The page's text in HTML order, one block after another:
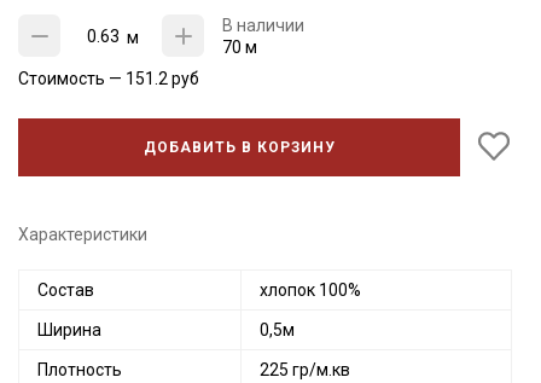
м
В наличии
70 м
Стоимость — 151.2 руб
ДОБАВИТЬ В КОРЗИНУ
Характеристики
Состав хлопок 100%
Ширина 0,5м
Плотность 225 гр/м.кв